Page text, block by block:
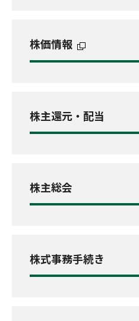
株価情報
株主還元・配当
株主総会
株式事務手続き